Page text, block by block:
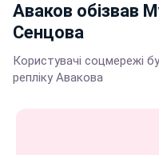
Аваков обізвав
Сенцова
Користувачі соцмережі
репліку Авакова